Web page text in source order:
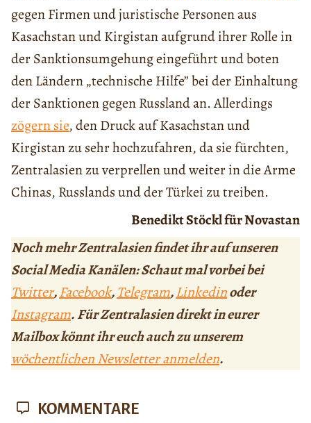
gegen Firmen und juristische Personen aus
Kasachstan und Kirgistan aufgrund ihrer Rolle in
der Sanktionsumgehung eingeführt und boten
den Ländern „technische Hilfe” bei der Einhaltung
der Sanktionen gegen Russland an. Allerdings
zögern sie, den Druck auf Kasachstan und
Kirgistan zu sehr hochzufahren, da sie fürchten,
Zentralasien zu verprellen und weiter in die Arme
Chinas, Russlands und der Türkei zu treiben.
Benedikt Stöckl für Novastan
Noch mehr Zentralasien findet ihr auf unseren
Social Media Kanälen: Schaut mal vorbei bei
Twitter,Facebook,Telegram,Linkedinoder
Instagram. Für Zentralasien direkt in eurer
Mailbox könnt ihr euch auch zu unserem
wöchentlichen Newsletter anmelden.
KOMMENTARE